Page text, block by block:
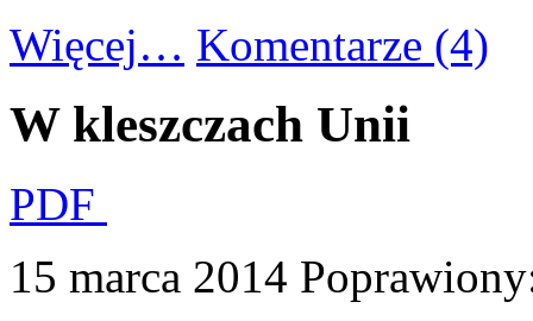
Więcej… Komentarze (4)
W kleszczach Unii
PDF
15 marca 2014